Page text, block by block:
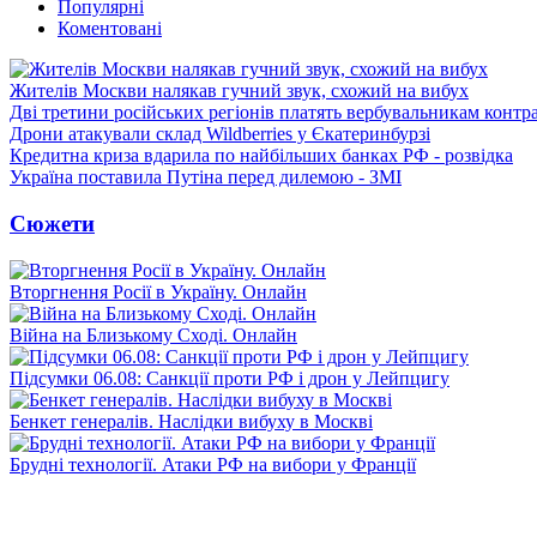
Популярні
Коментовані
Жителів Москви налякав гучний звук, схожий на вибух
Дві третини російських регіонів платять вербувальникам
Дрони атакували склад Wildberries у Єкатеринбурзі
Кредитна криза вдарила по найбільших банках РФ - розвідка
Україна поставила Путіна перед дилемою - ЗМІ
Сюжети
Вторгнення Росії в Україну. Онлайн
Війна на Близькому Сході. Онлайн
Підсумки 06.08: Санкції проти РФ і дрон у Лейпцигу
Бенкет генералів. Наслідки вибуху в Москві
Брудні технології. Атаки РФ на вибори у Франції